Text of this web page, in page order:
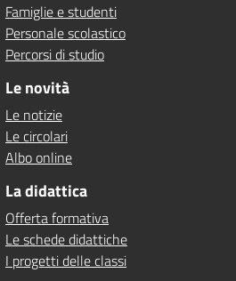
Famiglie e studenti
Personale scolastico
Percorsi di studio
Le novità
Le notizie
Le circolari
Albo online
La didattica
Offerta formativa
Le schede didattiche
I progetti delle classi